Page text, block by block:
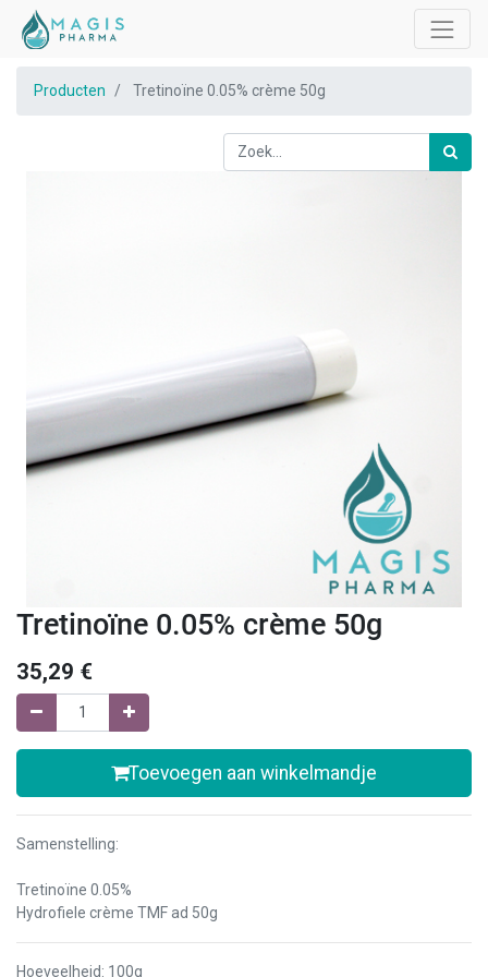
Producten Tretinoïne 0.05% crème 50g
Tretinoïne 0.05% crème 50g
35,29 €
Toevoegen aan winkelmandje
Samenstelling:
Tretinoïne 0.05%
Hydrofiele crème TMF ad 50g
Hoeveelheid: 100g